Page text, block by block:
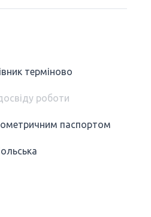
терміново
роботи
паспортом